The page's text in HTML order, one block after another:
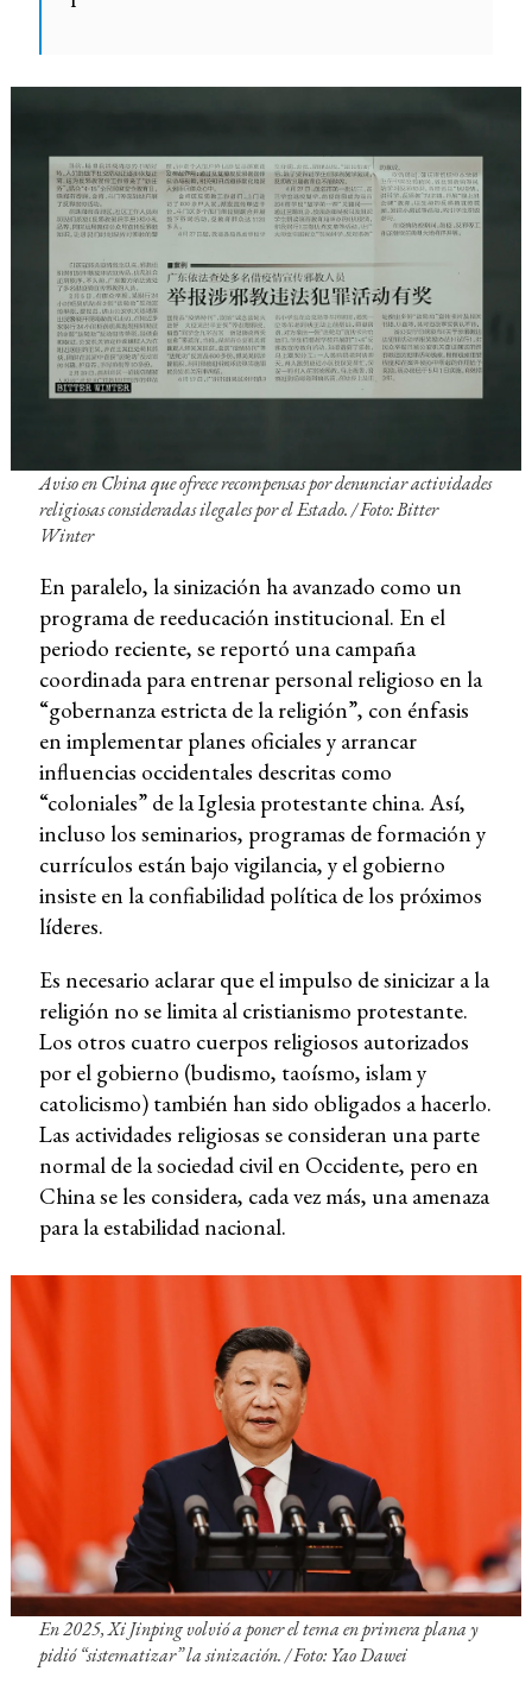
Aviso en China que ofrece recompensas por denunciar actividades
religiosas consideradas ilegales por el Estado. / Foto: Bitter
Winter
En paralelo, la sinización ha avanzado como un
programa de reeducación institucional. En el
periodo reciente, se reportó una campaña
coordinada para entrenar personal religioso en la
“gobernanza estricta de la religión”, con énfasis
en implementar planes oficiales y arrancar
influencias occidentales descritas como
“coloniales” de la Iglesia protestante china. Así,
incluso los seminarios, programas de formación y
currículos están bajo vigilancia, y el gobierno
insiste en la confiabilidad política de los próximos
líderes.
Es necesario aclarar que el impulso de sinicizar a la
religión no se limita al cristianismo protestante.
Los otros cuatro cuerpos religiosos autorizados
por el gobierno (budismo, taoísmo, islam y
catolicismo) también han sido obligados a hacerlo.
Las actividades religiosas se consideran una parte
normal de la sociedad civil en Occidente, pero en
China se les considera, cada vez más, una amenaza
para la estabilidad nacional.
En 2025, Xi Jinping volvió a poner el tema en primera plana y
pidió “sistematizar” la sinización. / Foto: Yao Dawei